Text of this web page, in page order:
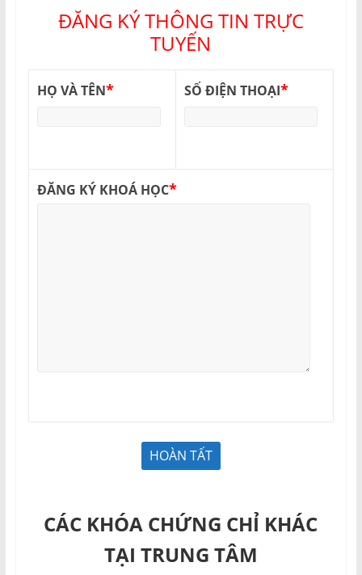
ĐĂNG KÝ THÔNG TIN TRỰC
TUYẾN
HỌ VÀ TÊN* SỐ ĐIỆN THOẠI*
ĐĂNG KÝ KHOÁ HỌC*
CÁC KHÓA CHỨNG CHỈ KHÁC
TẠI TRUNG TÂM